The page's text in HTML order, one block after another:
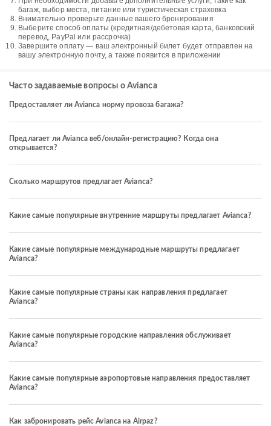
багаж, выбор места, питание или туристическая страховка
Внимательно проверьте данные вашего бронирования
Выберите способ оплаты (кредитная/дебетовая карта, банковский
перевод, PayPal или рассрочка)
Завершите оплату — ваш электронный билет будет отправлен на
вашу электронную почту, а также появится в приложении
Часто задаваемые вопросы о Avianca
Предоставляет ли Avianca норму провоза багажа?
Предлагает ли Avianca веб/онлайн-регистрацию? Когда она
открывается?
Сколько маршрутов предлагает Avianca?
Какие самые популярные внутренние маршруты предлагает Avianca?
Какие самые популярные международные маршруты предлагает
Avianca?
Какие самые популярные страны как направления предлагает
Avianca?
Какие самые популярные городские направления обслуживает
Avianca?
Какие самые популярные аэропортовые направления предоставляет
Avianca?
Как забронировать рейс Avianca на Airpaz?